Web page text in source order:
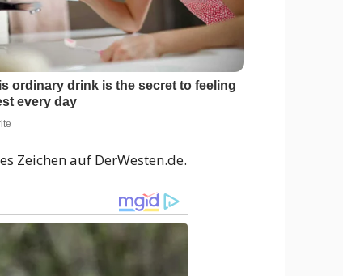
Zeichen auf DerWesten.de.